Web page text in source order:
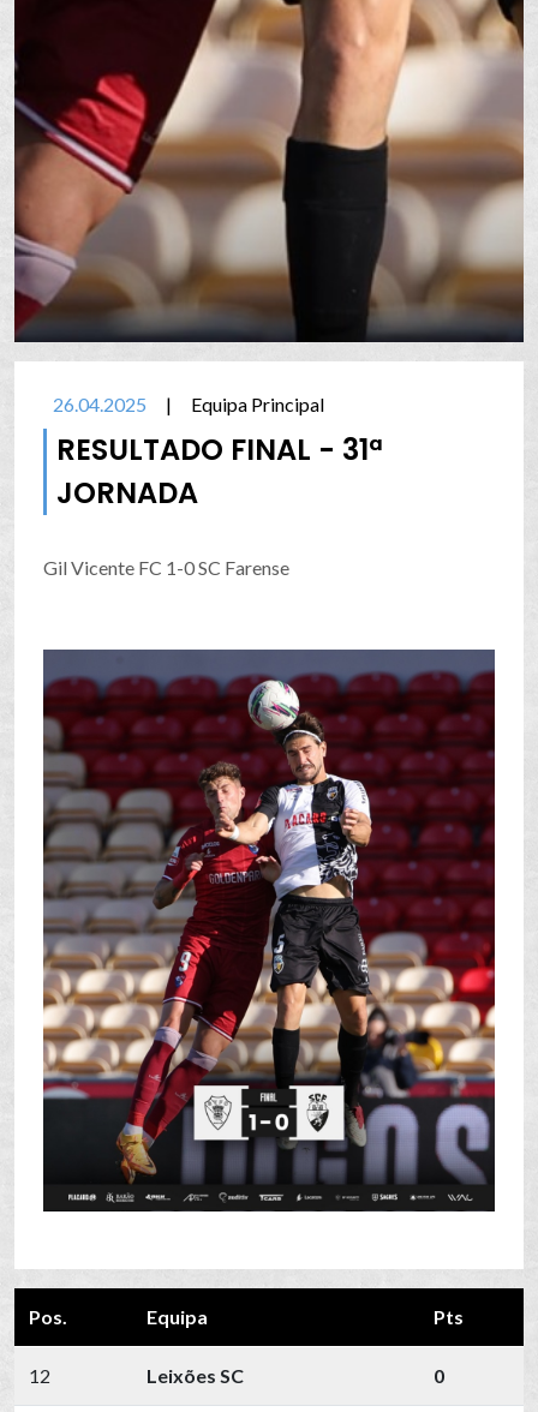
26.04.2025 | Equipa Principal
RESULTADO FINAL - 31ª
JORNADA
Gil Vicente FC 1-0 SC Farense
Pos. Equipa Pts
12 Leixões SC 0